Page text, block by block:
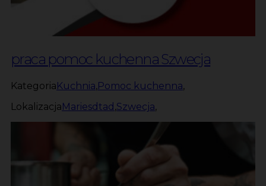
praca pomoc kuchenna Szwecja
KategoriaKuchnia,Pomoc kuchenna,
LokalizacjaMariesdtad ,Szwecja,